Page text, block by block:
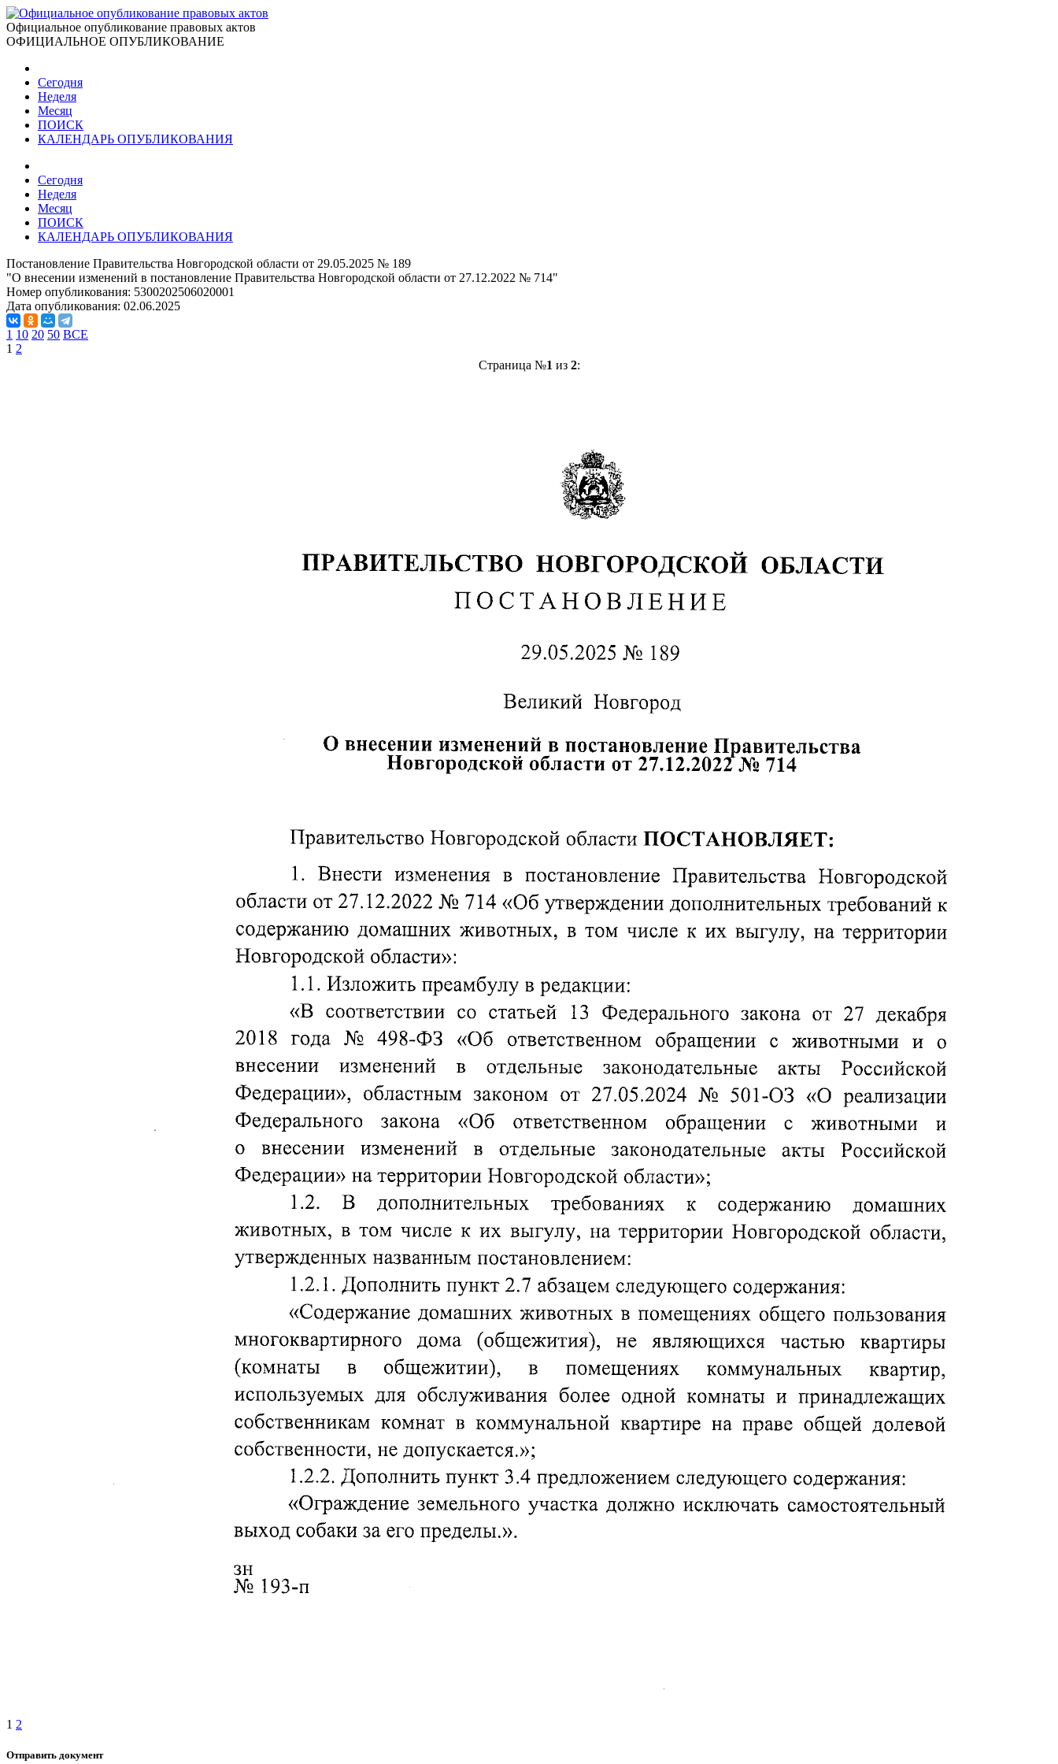
Официальное опубликование правовых актов
ОФИЦИАЛЬНОЕ ОПУБЛИКОВАНИЕ
Сегодня
Неделя
Месяц
ПОИСК
КАЛЕНДАРЬ ОПУБЛИКОВАНИЯ
Сегодня
Неделя
Месяц
ПОИСК
КАЛЕНДАРЬ ОПУБЛИКОВАНИЯ
Постановление Правительства Новгородской области от 29.05.2025 № 189
"О внесении изменений в постановление Правительства Новгородской области от 27.12.2022 № 714"
Номер опубликования: 5300202506020001
Дата опубликования: 02.06.2025
1 10 20 50 ВСЕ
1 2
Страница №1 из 2:
1 2
Отправить документ